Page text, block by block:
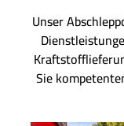
Unser
Sie